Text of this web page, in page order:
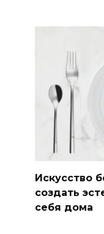
Искусство
создать
себя дома